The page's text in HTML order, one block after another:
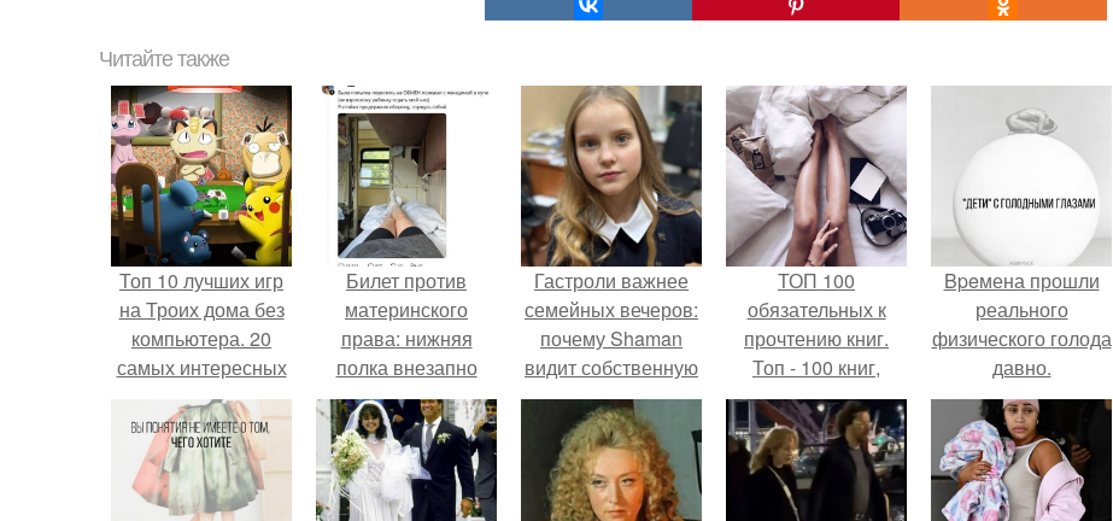
Читайте также
Топ 10 лучших игр
на Троих дома без
компьютера. 20
самых интересных
игр для компании
Билет против
материнского
права: нижняя
полка внезапно
нашла законного
владельца.
Гастроли важнее
семейных вечеров:
почему Shaman
видит собственную
дочь чаще на
экране, чем
вживую.
ТОП 100
обязательных к
прочтению книг.
Топ - 100 книг,
которые нужно
прочитать, чтобы
понимать себя и
других.
Bpeмена прошли
реального
физического голода
давно.